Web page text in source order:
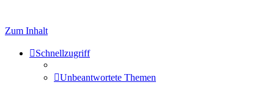
Zum Inhalt
Schnellzugriff
Unbeantwortete Themen